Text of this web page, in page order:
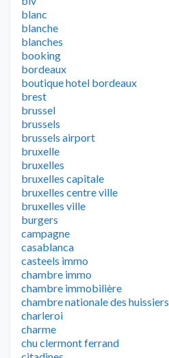
blanc
blanche
blanches
booking
bordeaux
boutique hotel bordeaux
brest
brussel
brussels
brussels airport
bruxelle
bruxelles
bruxelles capitale
bruxelles centre ville
bruxelles ville
burgers
campagne
casablanca
casteels immo
chambre immo
chambre immobilière
chambre nationale des huissiers
charleroi
charme
chu clermont ferrand